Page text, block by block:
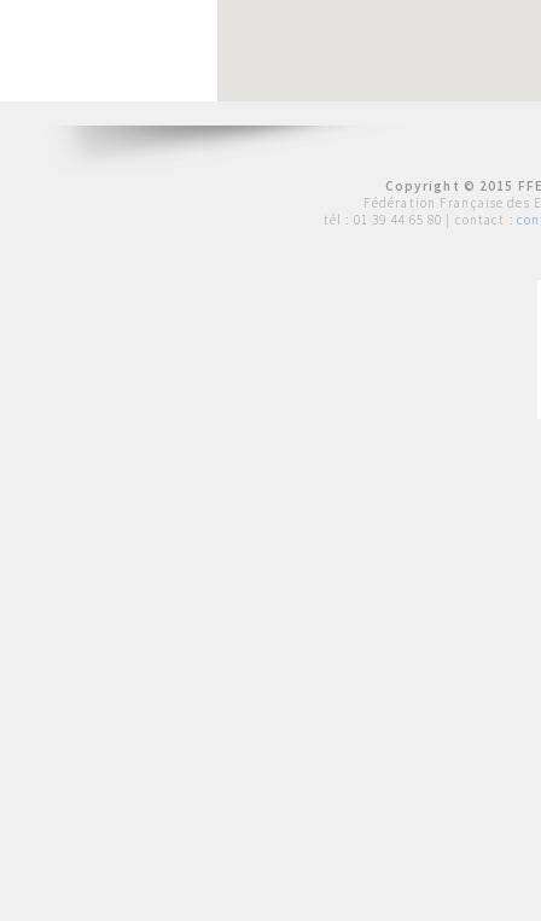
Copyright © 2015
Fédération Française des
tél : 01 39 44 65 80 | contact :